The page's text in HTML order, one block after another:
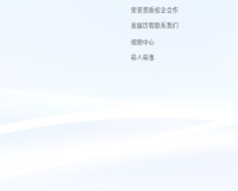
荣誉资质
发展历程
视频中心
萌人萌事
校企合作
联系我们